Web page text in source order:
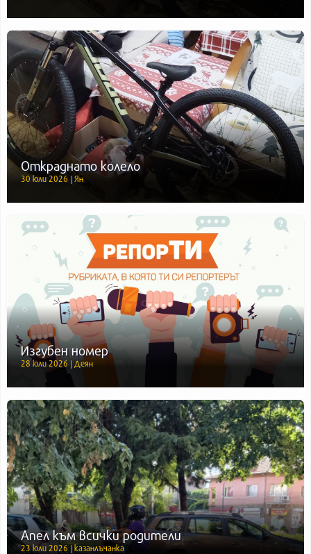
Откраднато колело
30 юли 2026 | Ян
Изгубен номер
28 юли 2026 | Деян
Апел към всички родители
23 юли 2026 | казанлъчанка